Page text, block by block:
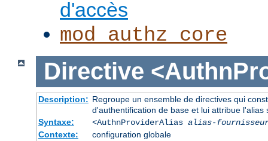
d'accès
mod_authz_core
Directive
Description: Regroupe un ensemble de directives qui
d'authentification de base et lui attribue l'alias
Syntaxe:
<AuthnProviderAlias alias-
Contexte:
configuration globale